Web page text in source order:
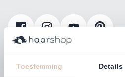
Toestemming Details
4,77